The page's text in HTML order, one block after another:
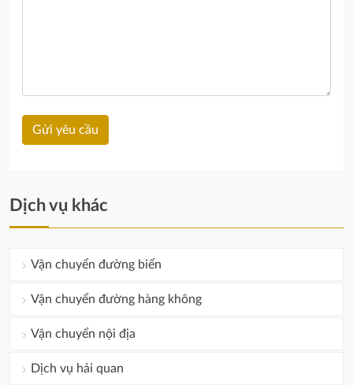
Dịch vụ khác
Vận chuyển đường biển
Vận chuyển đường hàng không
Vận chuyển nội địa
Dịch vụ hải quan